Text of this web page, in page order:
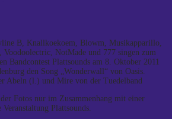
B, Knallkoekoem, Blowm, Musikapparillo,
NotMade und 777 singen zum
Bandcontest Plattsounds am 8. Oktober 2011
den Song „Wonderwall“ von Oasis.
Abeln (l.) und Mire von der Tuedelband
Fotos nur im Zusammenhang mit einer
Plattsounds.